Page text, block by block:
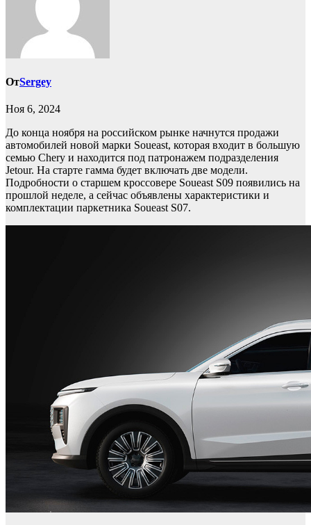
ОтSergey
Ноя 6, 2024
До конца ноября на российском рынке начнутся продажи
автомобилей новой марки Soueast, которая входит в большую
семью Chery и находится под патронажем подразделения
Jetour. На старте гамма будет включать две модели.
Подробности о старшем кроссовере Soueast S09 появились на
прошлой неделе, а сейчас объявлены характеристики и
комплектации паркетника Soueast S07.